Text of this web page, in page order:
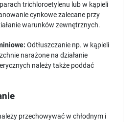
trichloroetylenu lub w kąpieli
cynkowe zalecane przy
warunków zewnętrznych.
Odtłuszczanie np. w kąpieli
narażone na działanie
należy także poddać
przechowywać w chłodnym i